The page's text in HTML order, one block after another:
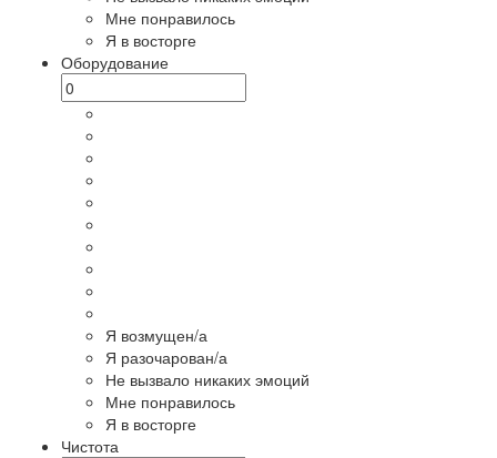
Мне понравилось
Я в восторге
Оборудование
Я возмущен/а
Я разочарован/а
Не вызвало никаких эмоций
Мне понравилось
Я в восторге
Чистота